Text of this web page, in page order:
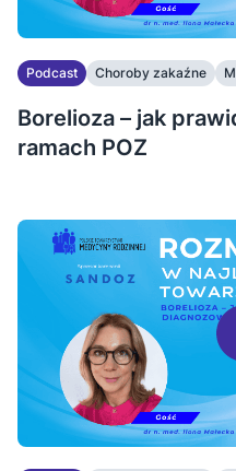
Podcast Choroby zakaźne
Borelioza – jak
ramach POZ